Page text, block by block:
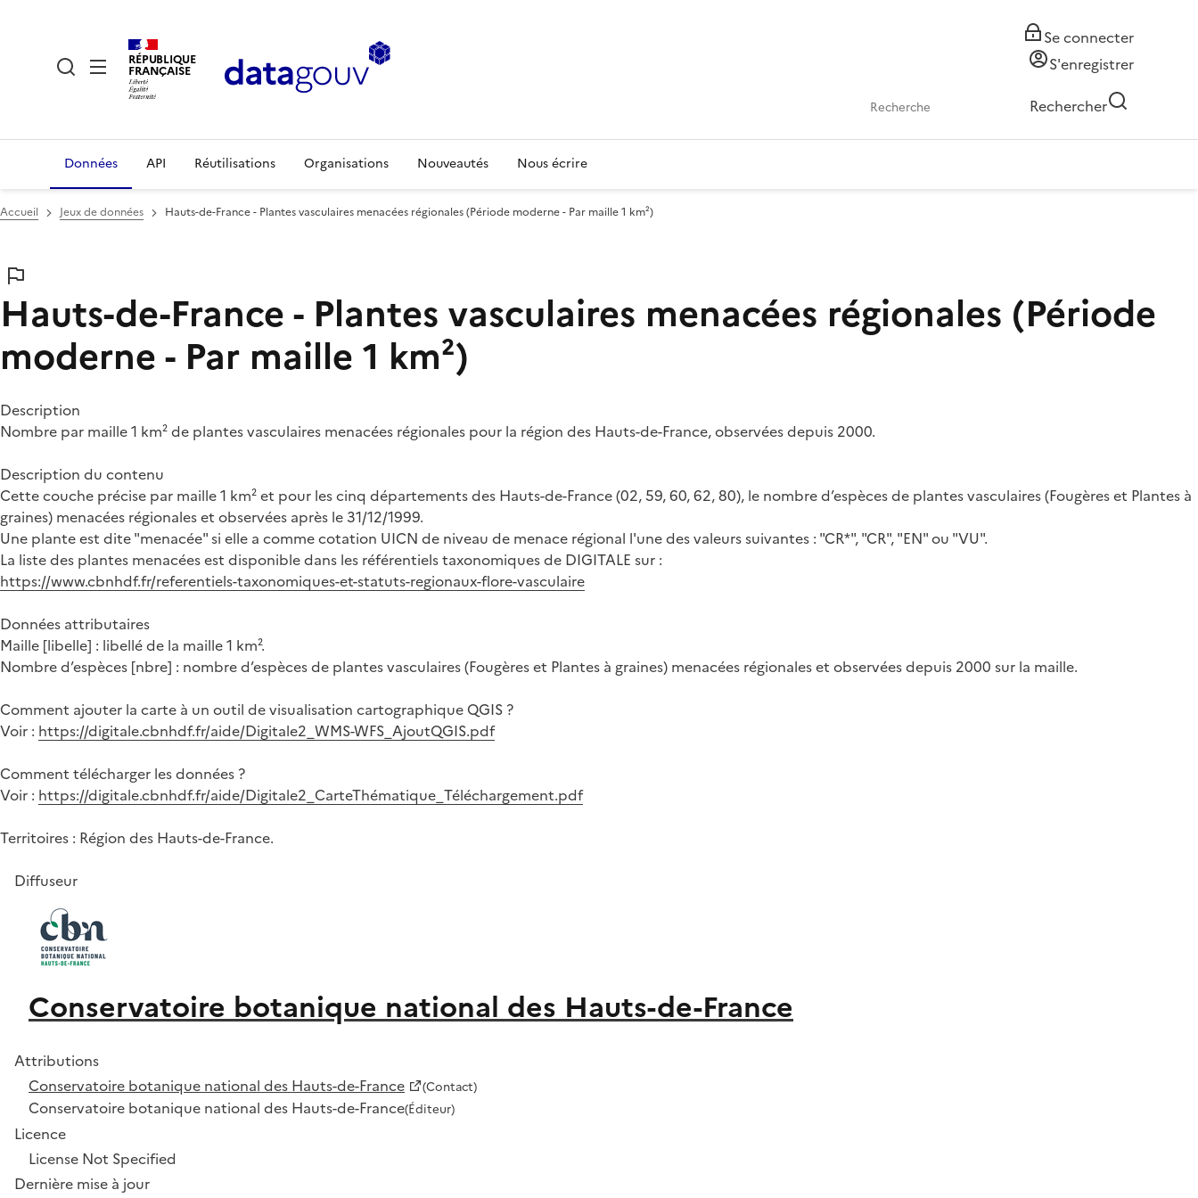
RÉPUBLIQUE
FRANÇAISE
Se connecter
S'enregistrer
Rechercher
Données API Réutilisations Organisations Nouveautés Nous écrire
Accueil Jeux de données Hauts-de-France - Plantes vasculaires menacées régionales (Période moderne - Par maille 1 km²)
Hauts-de-France - Plantes vasculaires menacées régionales (Période
moderne - Par maille 1 km²)
Description
Nombre par maille 1 km² de plantes vasculaires menacées régionales pour la région des Hauts-de-France, observées depuis 2000.
Description du contenu
Cette couche précise par maille 1 km² et pour les cinq départements des Hauts-de-France (02, 59, 60, 62, 80), le nombre d’espèces de plantes vasculaires (Fougères et Plantes à
graines) menacées régionales et observées après le 31/12/1999.
Une plante est dite "menacée" si elle a comme cotation UICN de niveau de menace régional l'une des valeurs suivantes : "CR*", "CR", "EN" ou "VU".
La liste des plantes menacées est disponible dans les référentiels taxonomiques de DIGITALE sur :
https://www.cbnhdf.fr/referentiels-taxonomiques-et-statuts-regionaux-flore-vasculaire
Données attributaires
Maille [libelle] : libellé de la maille 1 km².
Nombre d’espèces [nbre] : nombre d’espèces de plantes vasculaires (Fougères et Plantes à graines) menacées régionales et observées depuis 2000 sur la maille.
Comment ajouter la carte à un outil de visualisation cartographique QGIS ?
Voir : https://digitale.cbnhdf.fr/aide/Digitale2_WMS-WFS_AjoutQGIS.pdf
Comment télécharger les données ?
Voir : https://digitale.cbnhdf.fr/aide/Digitale2_CarteThématique_Téléchargement.pdf
Territoires : Région des Hauts-de-France.
Diffuseur
Conservatoire botanique national des Hauts-de-France
Attributions
Conservatoire botanique national des Hauts-de-France
(Contact)
Conservatoire botanique national des Hauts-de-France(Éditeur)
Licence
License Not Specified
Dernière mise à jour